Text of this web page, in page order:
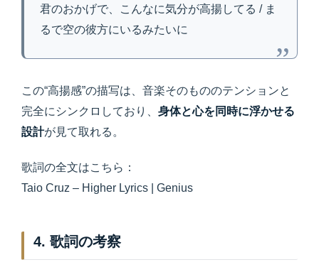
君のおかげで、こんなに気分が高揚してる / ま
るで空の彼方にいるみたいに
この“高揚感”の描写は、音楽そのもののテンションと
完全にシンクロしており、 身体と心を同時に浮かせる
設計が見て取れる。
歌詞の全文はこちら：
Taio Cruz – Higher Lyrics | Genius
4. 歌詞の考察